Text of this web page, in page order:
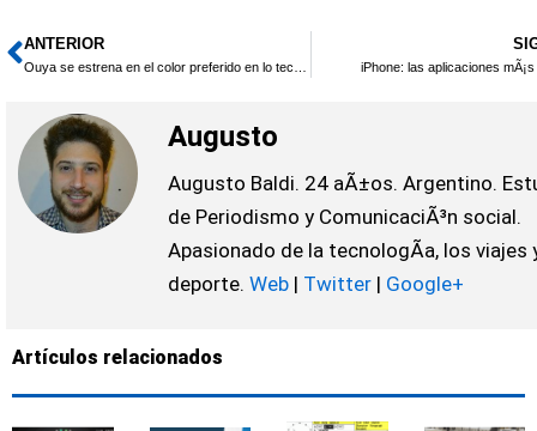
Ant
ANTERIOR
iPhone: las aplicaciones
Augusto
Augusto Baldi. 24 aÃ±os. Argentino.
de Periodismo y ComunicaciÃ³n social.
Apasionado de la tecnologÃ­a, los viajes
deporte.Web | Twitter | Google+
Artículos relacionados